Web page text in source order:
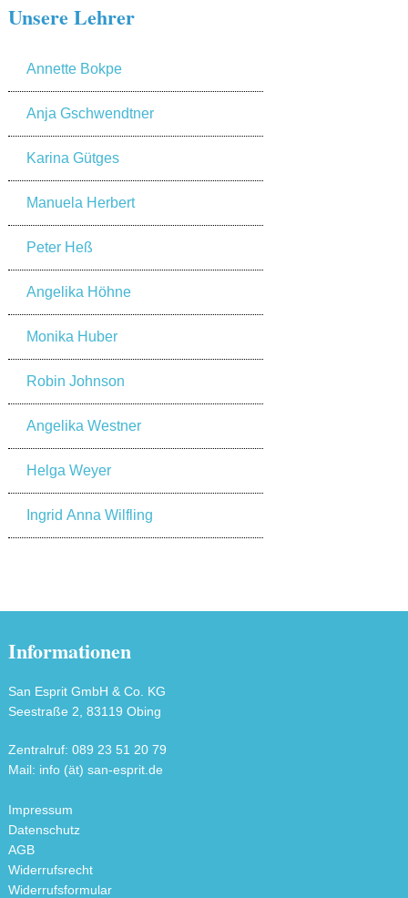
Unsere Lehrer
Annette Bokpe
Anja Gschwendtner
Karina Gütges
Manuela Herbert
Peter Heß
Angelika Höhne
Monika Huber
Robin Johnson
Angelika Westner
Helga Weyer
Ingrid Anna Wilfling
Informationen
San Esprit GmbH & Co. KG
Seestraße 2, 83119 Obing
Zentralruf: 089 23 51 20 79
Mail: info (ät) san-esprit.de
Impressum
Datenschutz
AGB
Widerrufsrecht
Widerrufsformular